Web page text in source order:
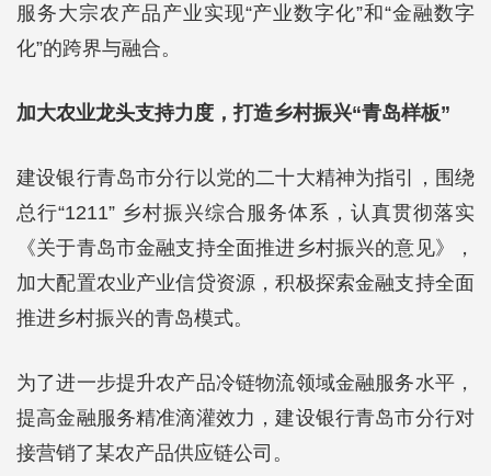
服务大宗农产品产业实现“产业数字化”和“金融数字
化”的跨界与融合。
加大农业龙头支持力度，打造乡村振兴“青岛样板”
建设银行青岛市分行以党的二十大精神为指引，围绕
总行“1211” 乡村振兴综合服务体系，认真贯彻落实
《关于青岛市金融支持全面推进乡村振兴的意见》，
加大配置农业产业信贷资源，积极探索金融支持全面
推进乡村振兴的青岛模式。
为了进一步提升农产品冷链物流领域金融服务水平，
提高金融服务精准滴灌效力，建设银行青岛市分行对
接营销了某农产品供应链公司。